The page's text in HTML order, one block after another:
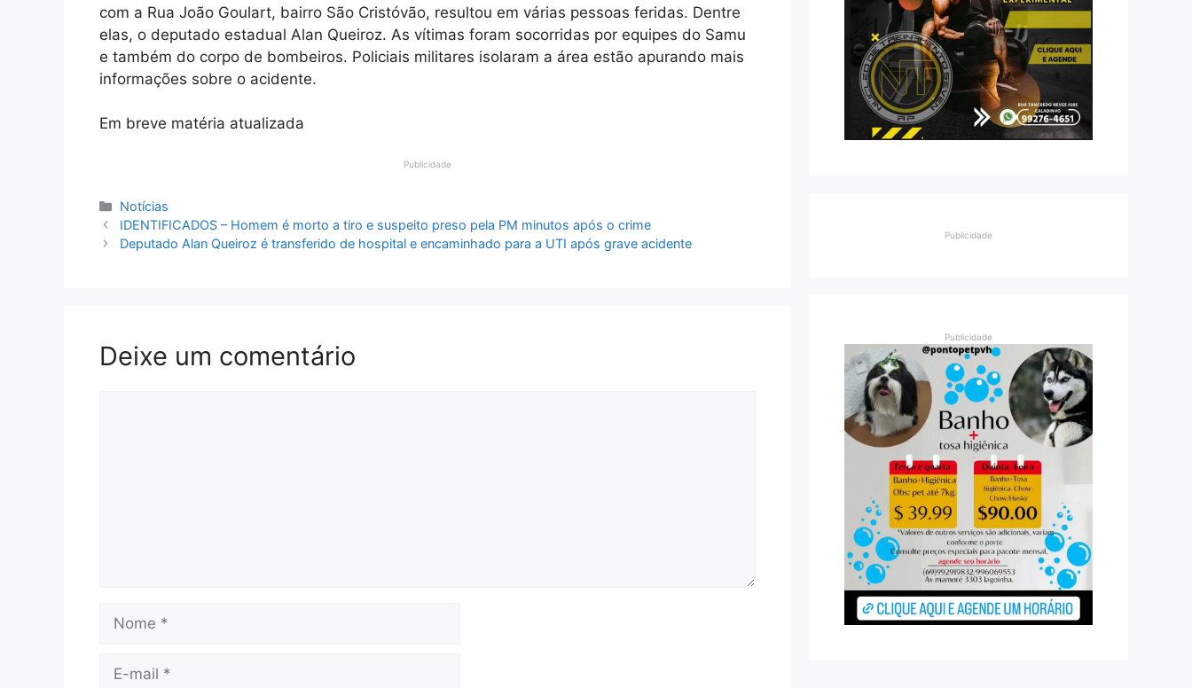
com a Rua João Goulart, bairro São Cristóvão, resultou em várias pessoas feridas. Dentre
elas, o deputado estadual Alan Queiroz. As vítimas foram socorridas por equipes do Samu
e também do corpo de bombeiros. Policiais militares isolaram a área estão apurando mais
informações sobre o acidente.
Em breve matéria atualizada
Publicidade
Categorias
Notícias
IDENTIFICADOS – Homem é morto a tiro e suspeito preso pela PM minutos após o crime
Deputado Alan Queiroz é transferido de hospital e encaminhado para a UTI após grave acidente
Deixe um comentário
Publicidade
Publicidade